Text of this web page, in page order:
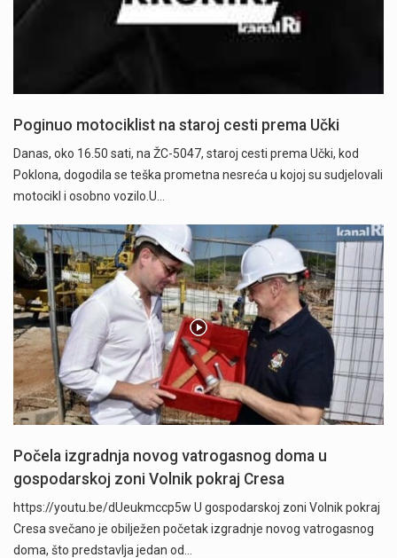
Poginuo motociklist na staroj cesti prema Učki
Danas, oko 16.50 sati, na ŽC-5047, staroj cesti prema Učki, kod
Poklona, dogodila se teška prometna nesreća u kojoj su sudjelovali
motocikl i osobno vozilo.U…
Počela izgradnja novog vatrogasnog doma u
gospodarskoj zoni Volnik pokraj Cresa
https://youtu.be/dUeukmccp5w U gospodarskoj zoni Volnik pokraj
Cresa svečano je obilježen početak izgradnje novog vatrogasnog
doma, što predstavlja jedan od…